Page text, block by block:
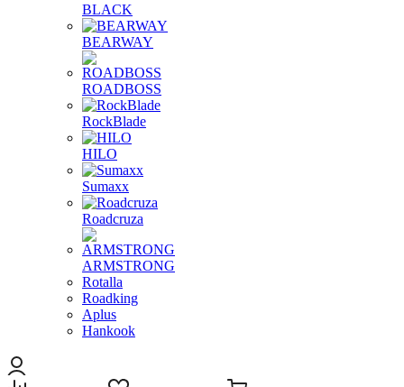
BLACK
BEARWAY
ROADBOSS
RockBlade
HILO
Sumaxx
Roadcruza
ARMSTRONG
Rotalla
Roadking
Aplus
Hankook